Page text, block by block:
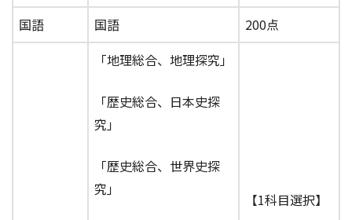
国語
国語 200点
「地理総合、地理探究」
「歴史総合、日本史探
究」
「歴史総合、世界史探
究」
【1科目選択】